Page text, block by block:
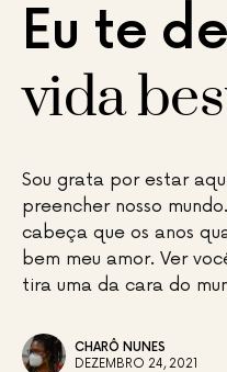
Eu te
vida
Sou grata por estar
preencher nosso
cabeça que os anos
bem meu amor. Ver
tira uma da cara do
CHARÔ NUNES
DEZEMBRO 24, 2021